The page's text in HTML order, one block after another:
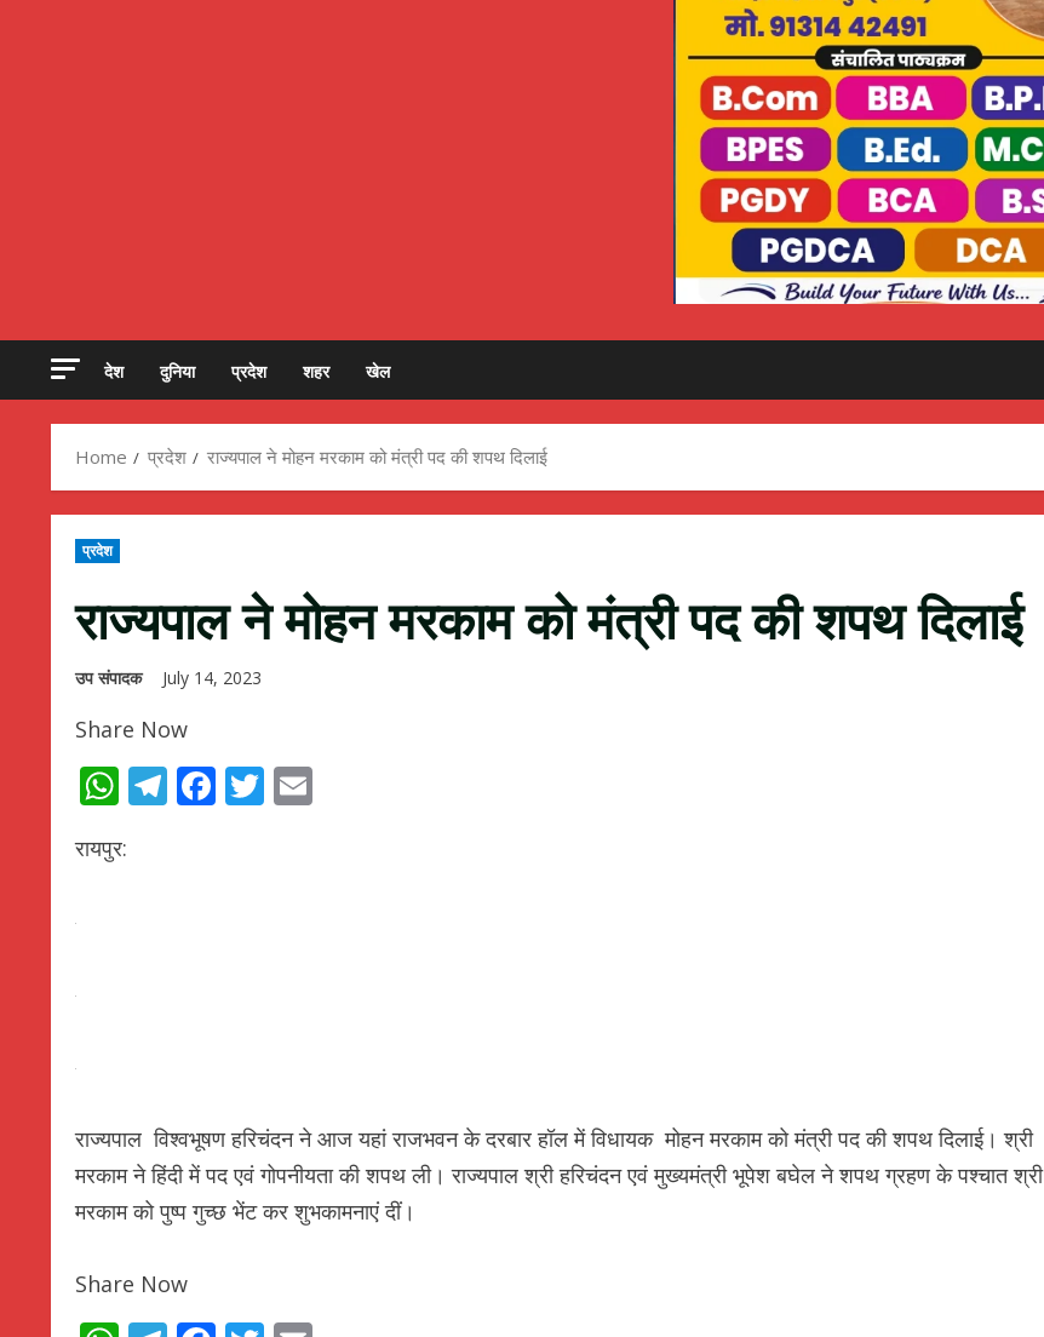
देश दुनिया प्रदेश शहर खेल
Home प्रदेश राज्यपाल ने मोहन मरकाम को मंत्री पद की शपथ दिलाई
प्रदेश
राज्यपाल ने मोहन मरकाम को मंत्री पद की शपथ दिलाई
उप संपादक July 14, 2023
Share Now
WhatsApp
Telegram
Facebook
Twitter
रायपुर:
राज्यपाल विश्वभूषण हरिचंदन ने आज यहां राजभवन के दरबार हॉल में विधायक मोहन मरकाम को मंत्री पद की शपथ दिलाई। श्री
मरकाम ने हिंदी में पद एवं गोपनीयता की शपथ ली। राज्यपाल श्री हरिचंदन एवं मुख्यमंत्री भूपेश बघेल ने शपथ ग्रहण के पश्चात श्री
मरकाम को पुष्प गुच्छ भेंट कर शुभकामनाएं दीं।
Share Now